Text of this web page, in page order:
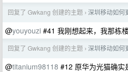
回复了 Gwkang 创建的主题 › 深圳移动如何
@youyouzi #41 我刚想起来，我那栋
回复了 Gwkang 创建的主题 › 深圳移动如何
@titanium98118 #12 原华为光猫确实